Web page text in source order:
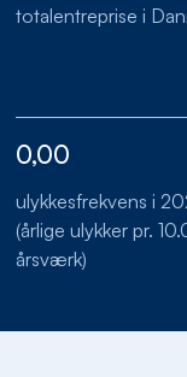
totalentreprise i
0,00
ulykkesfrekvens i
(årlige ulykker pr.
årsværk)